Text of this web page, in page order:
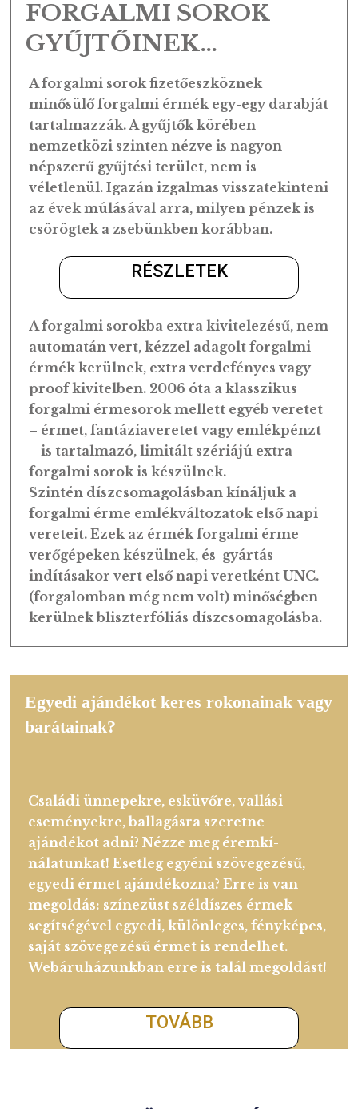
meg minden évben…….
TOVÁBB
FIGYELEM!
FORGALMI SOROK
GYŰJTŐINEK…
A forgalmi sorok fizetőeszköznek
tartalmazzák. A gyűjtők körében
nemzetközi szinten nézve is nagyon
népszerű gyűjtési terület, nem is
véletlenül. Igazán izgalmas
az évek múlásával arra, milyen pénzek is
csörögtek a zsebünkben korábban.
RÉSZLETEK
A forgalmi sorokba extra kivitelezésű,
automatán vert, kézzel adagolt forgalmi
érmék kerülnek, extra verdefényes vagy
– érmet, fantáziaveretet vagy
– is tartalmazó, limitált szériájú extra
forgalmi sorok is készülnek.
vereteit. Ezek az érmék forgalmi érme
verőgépeken készülnek, és gyártás
indításakor vert első napi veretként
(forgalomban még nem volt)
kerülnek bliszterfóliás
barátainak?